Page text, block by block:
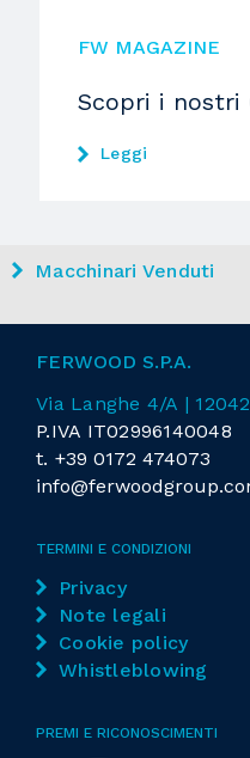
FW MAGAZINE
Scopri i nostri
Leggi
Macchinari Venduti
FERWOOD S.P.A.
Via Langhe 4/A |
P.IVA IT02996140048
t. +39 0172 474073
TERMINI E CONDIZIONI
Privacy
Note legali
Cookie policy
Whistleblowing
PREMI E RICONOSCIMENTI